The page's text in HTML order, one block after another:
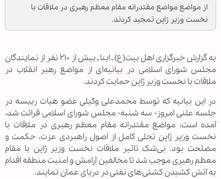
از مواضع مواضع مقتدرانه مقام معظم رهبری در ملاقات با
نخست وزیر ژاپن تمجید کردند.
به گزارش خبرگزاری اهل بیت(ع) ـ ابنا ـ بیش از ۲۱۰ نفر از نمایندگان
مجلس شورای اسلامی در بیانیه‌ای از مواضع رهبر انقلاب در
ملاقات با نخست وزیر ژاپن حمایت کردند.
در این بیانیه که توسط محمدعلی وکیلی عضو هیات رییسه در
جلسه علنی امروز- سه شنبه- مجلس شورای اسلامی قرائت شد،
آمده است: مواضع مقتدرانه مقام معظم رهبری در ملاقات با
نخست وزیر ژاپن تجلی کامل از اصول راهبردی عزت، حکمت و
مصلحت بود. بی‌شک تاثیر ملاقات نخست وزیر ژاپن با مقام
معظم رهبری موجب شد تا مخالفین آرامش و امنیت منطقه اقدام
به آتش کشیدن کشتی‌های نفتی در دریای عمان نمایند.